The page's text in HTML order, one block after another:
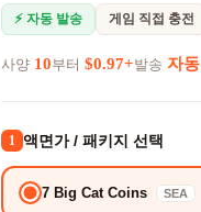
⚡ 자동 발송 게임 직접 충전
사양 10부터 $0.97+발송 자동
1 액면가 / 패키지 선택
7 Big Cat Coins SEA